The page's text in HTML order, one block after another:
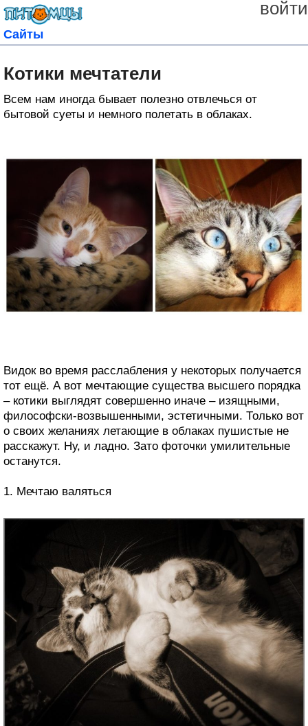
войти
Сайты
Котики мечтатели
Всем нам иногда бывает полезно отвлечься от
бытовой суеты и немного полетать в облаках.
Видок во время расслабления у некоторых получается
тот ещё. А вот мечтающие существа высшего порядка
– котики выглядят совершенно иначе – изящными,
философски-возвышенными, эстетичными. Только вот
о своих желаниях летающие в облаках пушистые не
расскажут. Ну, и ладно. Зато фоточки умилительные
останутся.
1. Мечтаю валяться